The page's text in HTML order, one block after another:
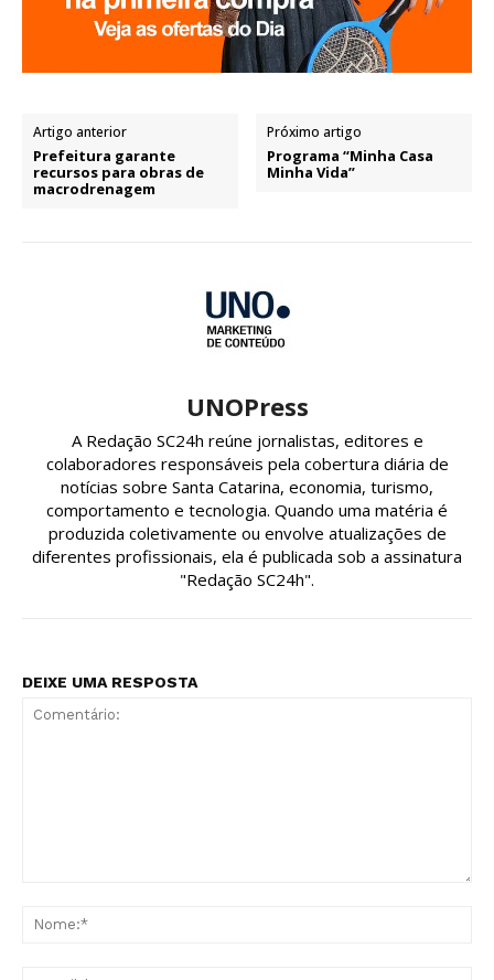
Artigo anterior
Prefeitura garante
recursos para obras de
macrodrenagem
Próximo artigo
Programa “Minha Casa
Minha Vida”
UNOPress
A Redação SC24h reúne jornalistas, editores e
colaboradores responsáveis pela cobertura diária de
notícias sobre Santa Catarina, economia, turismo,
comportamento e tecnologia. Quando uma matéria é
produzida coletivamente ou envolve atualizações de
diferentes profissionais, ela é publicada sob a assinatura
"Redação SC24h".
DEIXE UMA RESPOSTA